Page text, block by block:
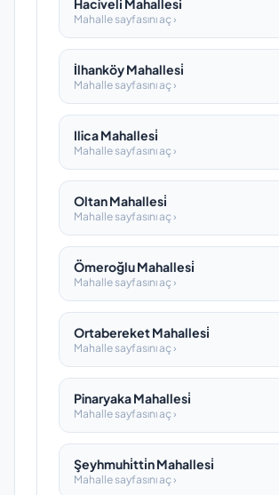
Haciveli̇ Mahallesi̇
Mahalle sayfasını aç ›
İlhanköy Mahallesi̇
Mahalle sayfasını aç ›
Ilica Mahallesi̇
Mahalle sayfasını aç ›
Oltan Mahallesi̇
Mahalle sayfasını aç ›
Ömeroğlu Mahallesi̇
Mahalle sayfasını aç ›
Ortabereket Mahallesi̇
Mahalle sayfasını aç ›
Pinaryaka Mahallesi̇
Mahalle sayfasını aç ›
Şeyhmuhi̇tti̇n Mahallesi̇
Mahalle sayfasını aç ›